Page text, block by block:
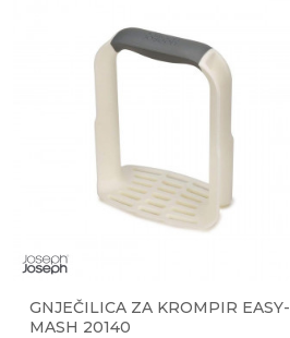
GNJEČILICA ZA KROMPIR EASY-
MASH 20140